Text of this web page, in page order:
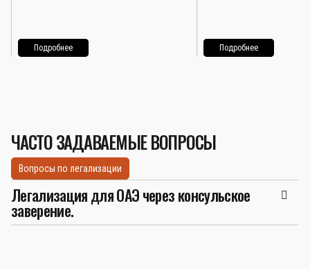
Подробнее Подробнее
ЧАСТО ЗАДАВАЕМЫЕ ВОПРОСЫ
Вопросы по легализации
Легализация для ОАЭ через консульское
заверение.